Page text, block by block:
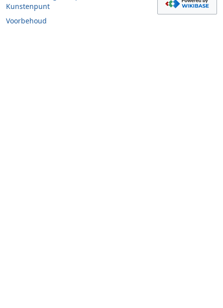
Kunstenpunt
Voorbehoud